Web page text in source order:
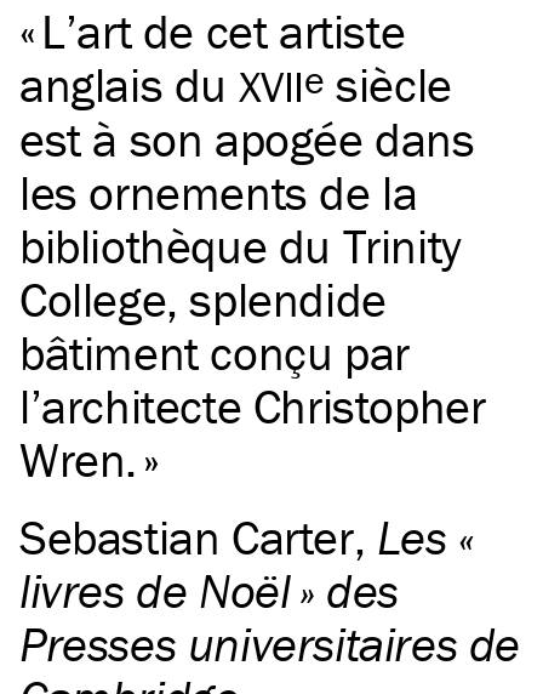
L’art de cet artiste
anglais du XVIIe siècle
est à son apogée dans
les ornements de la
bibliothèque du Trinity
College, splendide
bâtiment conçu par
l’architecte Christopher
Wren.
Sebastian Carter, Les «
livres de Noël » des
Presses universitaires de